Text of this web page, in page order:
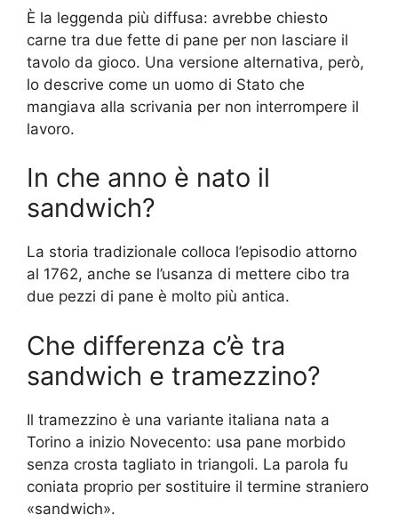
È la leggenda più diffusa: avrebbe chiesto
carne tra due fette di pane per non lasciare il
tavolo da gioco. Una versione alternativa, però,
lo descrive come un uomo di Stato che
mangiava alla scrivania per non interrompere il
lavoro.
In che anno è nato il
sandwich?
La storia tradizionale colloca l’episodio attorno
al 1762, anche se l’usanza di mettere cibo tra
due pezzi di pane è molto più antica.
Che differenza c’è tra
sandwich e tramezzino?
Il tramezzino è una variante italiana nata a
Torino a inizio Novecento: usa pane morbido
senza crosta tagliato in triangoli. La parola fu
coniata proprio per sostituire il termine straniero
«sandwich».